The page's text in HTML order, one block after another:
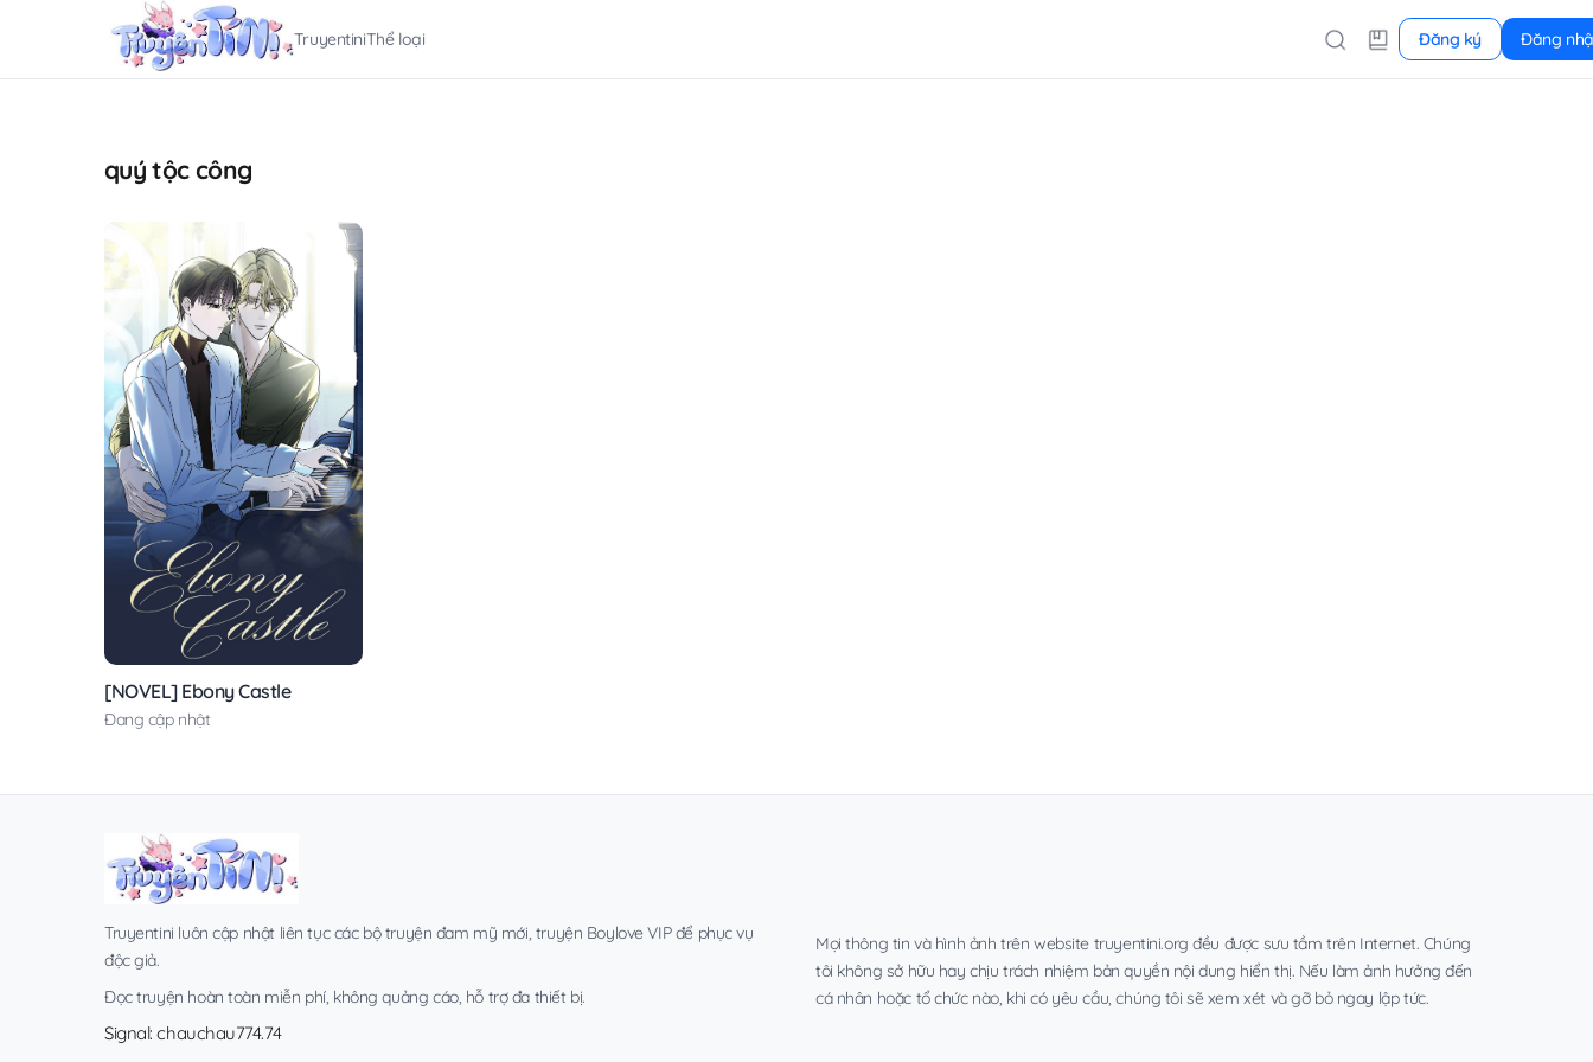
TruyentiniThể loại Đăng ký Đăng
quý tộc công
[NOVEL] Ebony Castle
Đang cập nhật
Truyentini luôn cập nhật liên tục các bộ truyện đam mỹ mới, truyện Boylove VIP để phục vụ
độc giả.
Đọc truyện hoàn toàn miễn phí, không quảng cáo, hỗ trợ đa thiết bị.
Signal: chauchau774.74
Mọi thông tin và hình ảnh trên website truyentini.org đều được sưu tầm trên Internet. Chúng
tôi không sở hữu hay chịu trách nhiệm bản quyền nội dung hiển thị. Nếu làm ảnh hưởng đến
cá nhân hoặc tổ chức nào, khi có yêu cầu, chúng tôi sẽ xem xét và gỡ bỏ ngay lập tức.